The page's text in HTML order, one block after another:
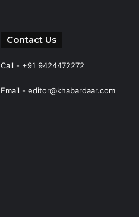
Contact Us
Call - +91 9424472272
Email - editor@khabardaar.com